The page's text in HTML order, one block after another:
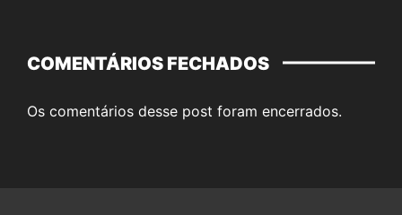
COMENTÁRIOS FECHADOS
Os comentários desse post foram encerrados.